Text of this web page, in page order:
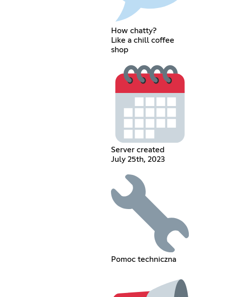
How chatty?
Like a chill coffee
shop
Server created
July 25th, 2023
Pomoc techniczna